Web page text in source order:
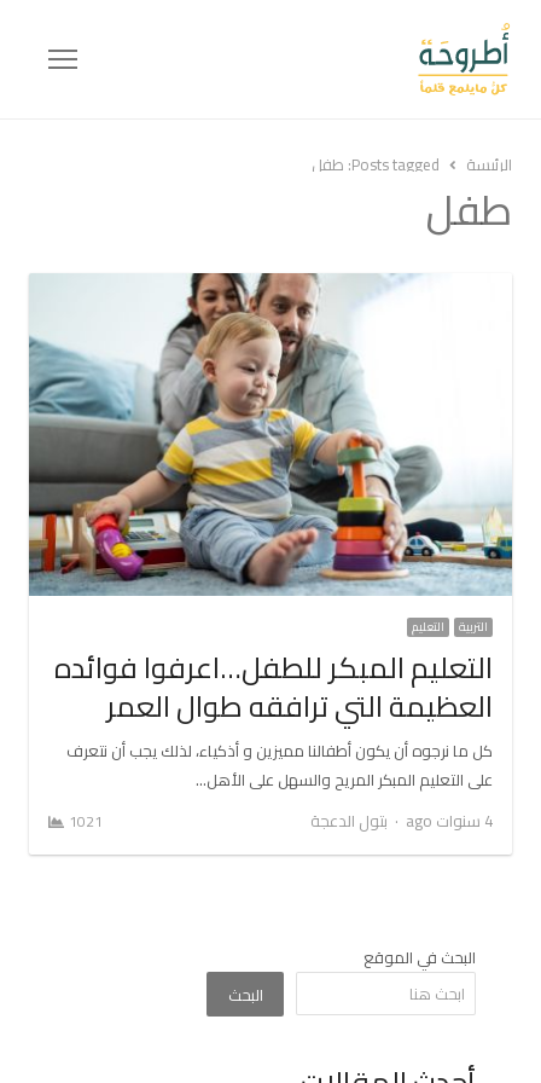
Menu
الرئيسة Posts tagged: طفل
طفل
التربية التعليم
التعليم المبكر للطفل…اعرفوا فوائده
العظيمة التي ترافقه طوال العمر
كل ما نرجوه أن يكون أطفالنا مميزين و أذكياء، لذلك يجب أن نتعرف
على التعليم المبكر المريح والسهل على الأهل…
4 سنوات ago
Author
بتول الدعجة 1021
البحث في الموقع
البحث